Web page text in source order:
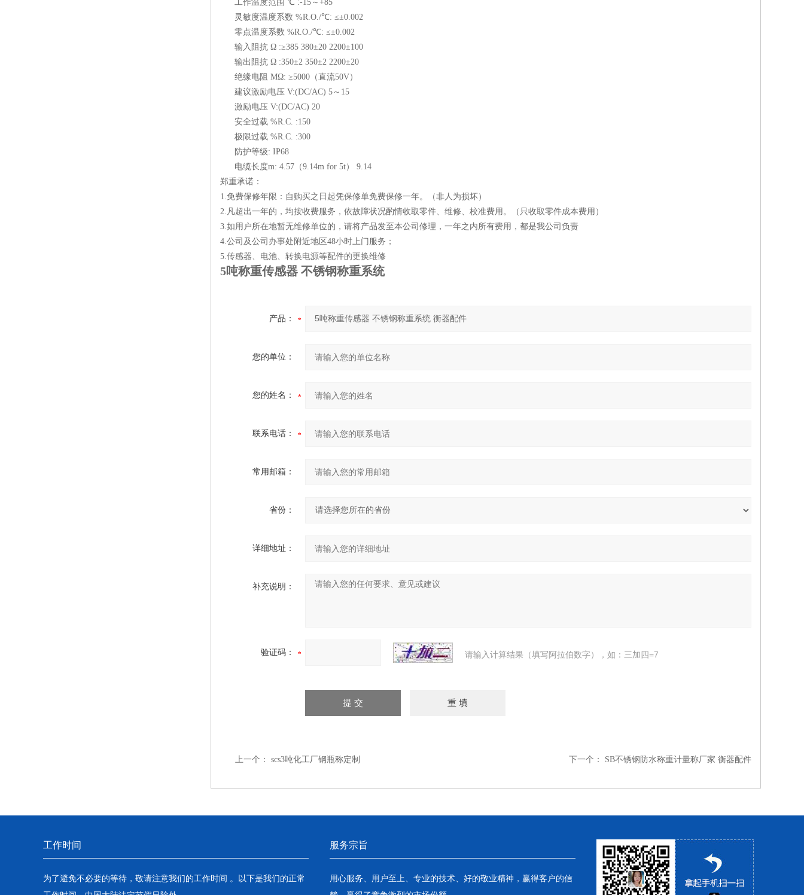
工作温度范围 ℃ :-15～+85
灵敏度温度系数 %R.O./℃: ≤±0.002
零点温度系数 %R.O./℃: ≤±0.002
输入阻抗 Ω :≥385 380±20 2200±100
输出阻抗 Ω :350±2 350±2 2200±20
绝缘电阻 MΩ: ≥5000（直流50V）
建议激励电压 V:(DC/AC) 5～15
激励电压 V:(DC/AC) 20
安全过载 %R.C. :150
极限过载 %R.C. :300
防护等级: IP68
电缆长度m: 4.57（9.14m for 5t） 9.14
郑重承诺：
1.免费保修年限：自购买之日起凭保修单免费保修一年。（非人为损坏）
2.凡超出一年的，均按收费服务，依故障状况酌情收取零件、维修、校准费用。（只收取零件成本费用）
3.如用户所在地暂无维修单位的，请将产品发至本公司修理，一年之内所有费用，都是我公司负责
4.公司及公司办事处附近地区48小时上门服务；
5.传感器、电池、转换电源等配件的更换维修
5吨称重传感器 不锈钢称重系统
产品：
您的单位：
您的姓名：
联系电话：
常用邮箱：
省份：
详细地址：
补充说明：
验证码： 请输入计算结果（填写阿拉伯数字），如：三加四=7
上一个： scs3吨化工厂钢瓶称定制 下一个： SB不锈钢防水称重计量称厂家 衡器配件
工作时间
为了避免不必要的等待，敬请注意我们的工作时间 。以下是我们的正常
服务宗旨
用心服务、用户至上、专业的技术、好的敬业精神，赢得客户的信